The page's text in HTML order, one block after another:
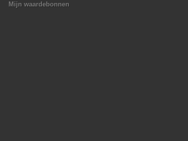
Mijn waardebonnen